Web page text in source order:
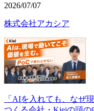
2026/07/07
株式会社アカシア
「AIを入れても、なぜ